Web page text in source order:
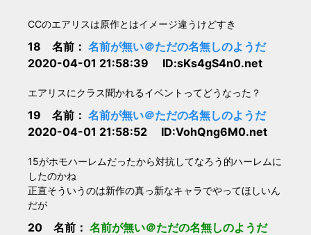
CCのエアリスは原作とはイメージ違うけどすき
18 名前： 名前が無い＠ただの名無しのようだ
2020-04-01 21:58:39 ID:sKs4gS4n0.net
エアリスにクラス聞かれるイベントってどうなった？
19 名前： 名前が無い＠ただの名無しのようだ
2020-04-01 21:58:52 ID:VohQng6M0.net
15がホモハーレムだったから対抗してなろう的ハーレムに
したのかね
正直そういうのは新作の真っ新なキャラでやってほしいん
だが
20 名前： 名前が無い＠ただの名無しのようだ